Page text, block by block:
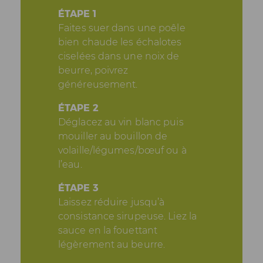
ÉTAPE 1
Faites suer dans une poêle
bien chaude les échalotes
ciselées dans une noix de
beurre, poivrez
généreusement.
ÉTAPE 2
Déglacez au vin blanc puis
mouiller au bouillon de
volaille/légumes/bœuf ou à
l’eau.
ÉTAPE 3
Laissez réduire jusqu’à
consistance sirupeuse. Liez la
sauce en la fouettant
légèrement au beurre.